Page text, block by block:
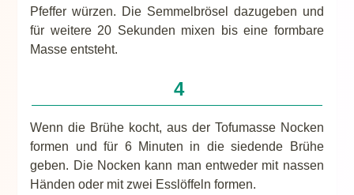
Pfeffer würzen. Die Semmelbrösel dazugeben und
für weitere 20 Sekunden mixen bis eine formbare
Masse entsteht.
Wenn die Brühe kocht, aus der Tofumasse Nocken
formen und für 6 Minuten in die siedende Brühe
geben. Die Nocken kann man entweder mit nassen
Händen oder mit zwei Esslöffeln formen.